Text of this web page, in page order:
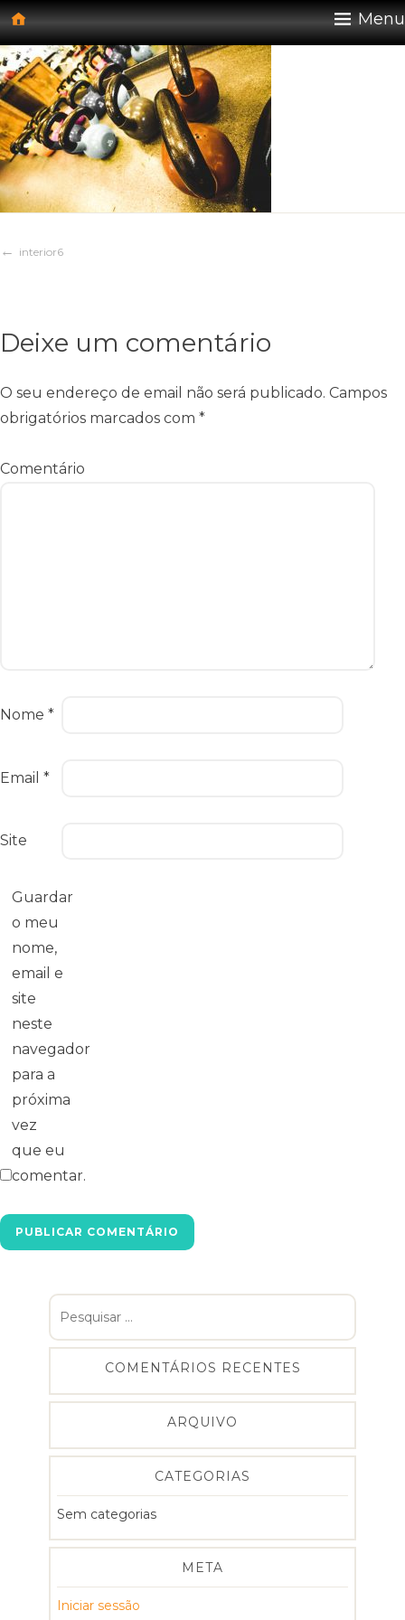
Skip
to
content
Menu
30 de Maio, 2019
Navegação
artigos
interior6
Deixe um comentário
O seu endereço de email não será publicado. Campos
obrigatórios marcados com *
Comentário
Nome *
Email *
Site
Guardar
o meu
nome,
email e
site
neste
navegador
para a
próxima
vez
que eu
comentar.
Pesquisar
por:
COMENTÁRIOS RECENTES
ARQUIVO
CATEGORIAS
Sem categorias
META
Iniciar sessão